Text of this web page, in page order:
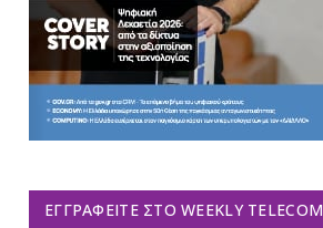
ΕΓΓΡΑΦΕΊΤΕ ΣΤΟ WEEKLY TELECOM